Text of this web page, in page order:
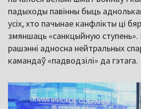
падыходы павінны быць
усіх, хто пачынае канфлікты ці
змяншаць «санкцыйную ступень».
рашэнні адносна нейтральных
камандаў «падводзілі» да гэтага.